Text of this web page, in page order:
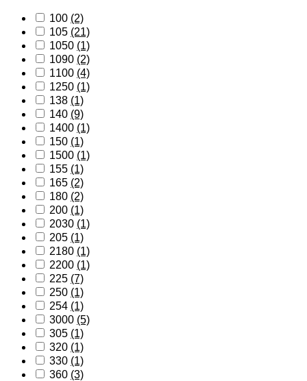
100 (2)
105 (21)
1050 (1)
1090 (2)
1100 (4)
1250 (1)
138 (1)
140 (9)
1400 (1)
150 (1)
1500 (1)
155 (1)
165 (2)
180 (2)
200 (1)
2030 (1)
205 (1)
2180 (1)
2200 (1)
225 (7)
250 (1)
254 (1)
3000 (5)
305 (1)
320 (1)
330 (1)
360 (3)